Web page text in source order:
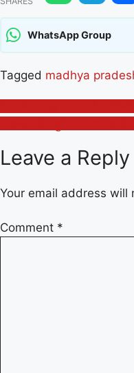
WhatsApp Group
Tagged madhya
Post
navigation
Leave a Reply
Your email address will
Comment *